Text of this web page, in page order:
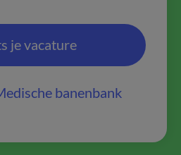
je vacature
banenbank